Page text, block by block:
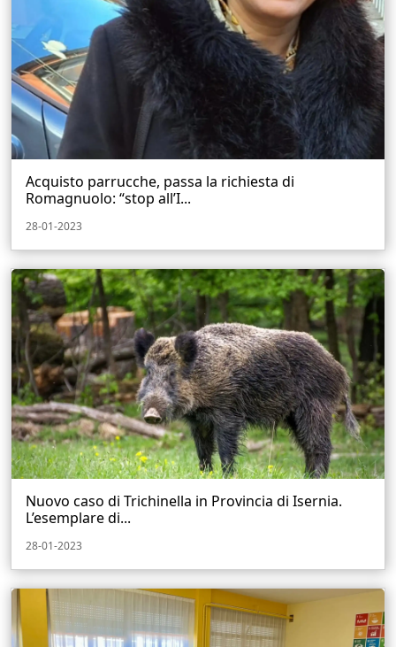
Acquisto parrucche, passa la richiesta di
Romagnuolo: “stop all’I...
28-01-2023
Nuovo caso di Trichinella in Provincia di Isernia.
L’esemplare di...
28-01-2023